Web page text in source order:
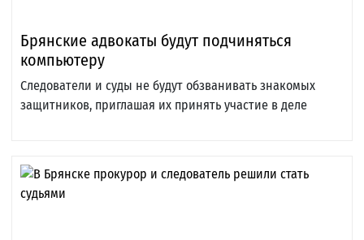
Брянские адвокаты будут подчиняться
компьютеру
Следователи и суды не будут обзванивать знакомых
защитников, приглашая их принять участие в деле